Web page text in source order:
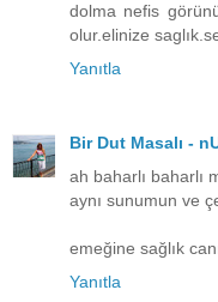
dolma nefis
olur.elinize
Yanıtla
Bir Dut Masalı -
ah baharlı baharlı
aynı sunumun ve
emeğine sağlık
Yanıtla